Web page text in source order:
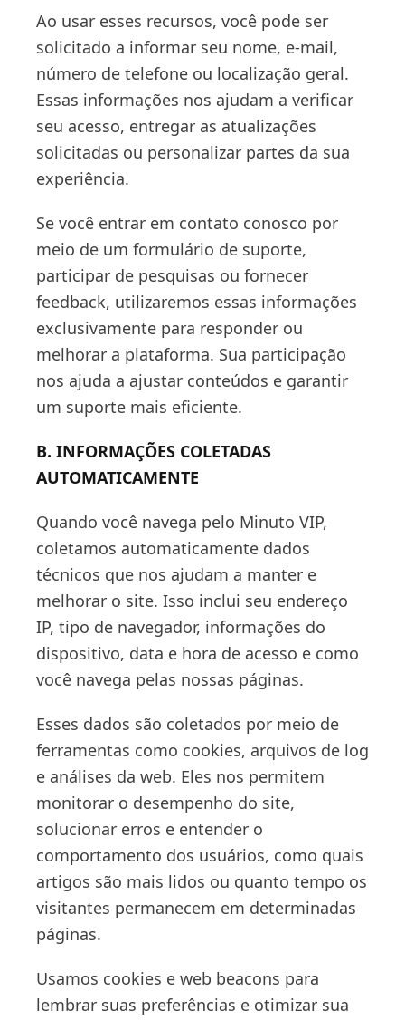
Ao usar esses recursos, você pode ser
solicitado a informar seu nome, e-mail,
número de telefone ou localização geral.
Essas informações nos ajudam a verificar
seu acesso, entregar as atualizações
solicitadas ou personalizar partes da sua
experiência.
Se você entrar em contato conosco por
meio de um formulário de suporte,
participar de pesquisas ou fornecer
feedback, utilizaremos essas informações
exclusivamente para responder ou
melhorar a plataforma. Sua participação
nos ajuda a ajustar conteúdos e garantir
um suporte mais eficiente.
B. INFORMAÇÕES COLETADAS
AUTOMATICAMENTE
Quando você navega pelo Minuto VIP,
coletamos automaticamente dados
técnicos que nos ajudam a manter e
melhorar o site. Isso inclui seu endereço
IP, tipo de navegador, informações do
dispositivo, data e hora de acesso e como
você navega pelas nossas páginas.
Esses dados são coletados por meio de
ferramentas como cookies, arquivos de log
e análises da web. Eles nos permitem
monitorar o desempenho do site,
solucionar erros e entender o
comportamento dos usuários, como quais
artigos são mais lidos ou quanto tempo os
visitantes permanecem em determinadas
páginas.
Usamos cookies e web beacons para
lembrar suas preferências e otimizar sua